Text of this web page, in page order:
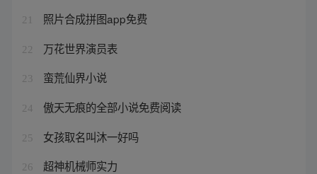
21 照片合成拼图app免费
22 万花世界演员表
23 蛮荒仙界小说
24 傲天无痕的全部小说免费阅读
25 女孩取名叫沐一好吗
26 超神机械师实力